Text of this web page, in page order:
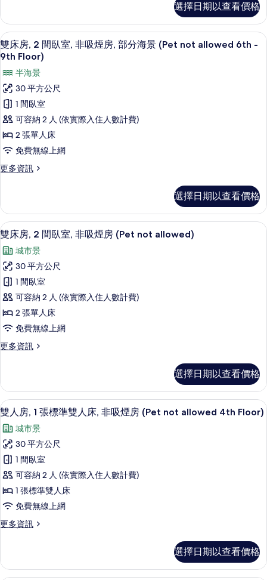
床,
非
吸
煙
房,
部
分
海
景
(Pet
not
Floor)
的
所
有
相
片
房,
張
標
雙
人
床,
非
吸
房,
部
海
allowed
8th
Floor)
的
詳
情
選擇日期以查看價格
顯
示
雙
床
房,
2
間
臥
室,
非
煙
房,
部
分
海
景
(Pet
not
allowed
6th
-
Floor)
的
所
有
相
片
高級寢具、記憶床墊、書桌、筆電工作
16
雙床房, 2 間臥室, 非吸煙房, 部分海景 (Pet not allowed 6th -
9th Floor)
半海景
30 平方公尺
1 間臥室
可容納 2 人 (依實際入住人數計費)
2 張單人床
免費無線上網
更多資訊
更
房,
間
室,
非
吸
煙
房,
部
分
海
(Pet
6th
9th
Floor)
的
詳
情
選擇日期以查看價格
顯
示
雙
床
房,
2
間
臥
室,
吸
煙
房
(Pet
not
allowed)
的
所
有
片
高級寢具、記憶床墊、書桌、筆電工作
17
雙床房, 2 間臥室, 非吸煙房 (Pet not allowed)
城市景
30 平方公尺
1 間臥室
可容納 2 人 (依實際入住人數計費)
2 張單人床
免費無線上網
更多資訊
更
房,
間
室,
非
吸
煙
房
(Pet
not
allowed)
詳
選擇日期以查看價格
顯
示
雙
人
房,
1
張
標
準
人
床,
高級寢具、記憶床墊、書桌、筆電工作
18
雙人房, 1 張標準雙人床, 非吸煙房 (Pet not allowed 4th Floor)
城市景
30 平方公尺
1 間臥室
可容納 2 人 (依實際入住人數計費)
1 張標準雙人床
免費無線上網
更多資訊
更
房,
選擇日期以查看價格